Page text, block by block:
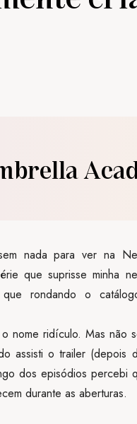
nada para ver na
que suprisse minha
rondando o
nome ridículo. Mas não
assisti o trailer (depois
dos episódios percebi
durante as aberturas.